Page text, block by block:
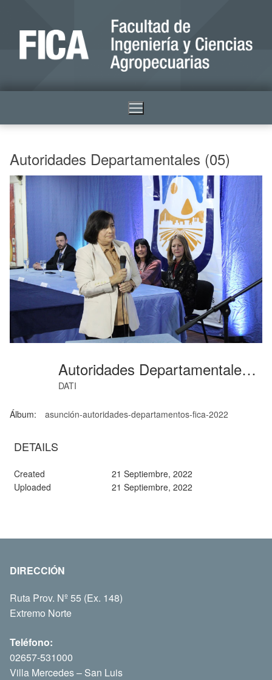
Autoridades Departamentales (05)
Autoridades Departamentales (05)
DATI
Álbum: asunción-autoridades-departamentos-fica-2022
DETAILS
Created
21 Septiembre, 2022
Uploaded
21 Septiembre, 2022
DIRECCIÓN
Ruta Prov. Nº 55 (Ex. 148)
Extremo Norte
Teléfono:
02657-531000
Villa Mercedes – San Luis